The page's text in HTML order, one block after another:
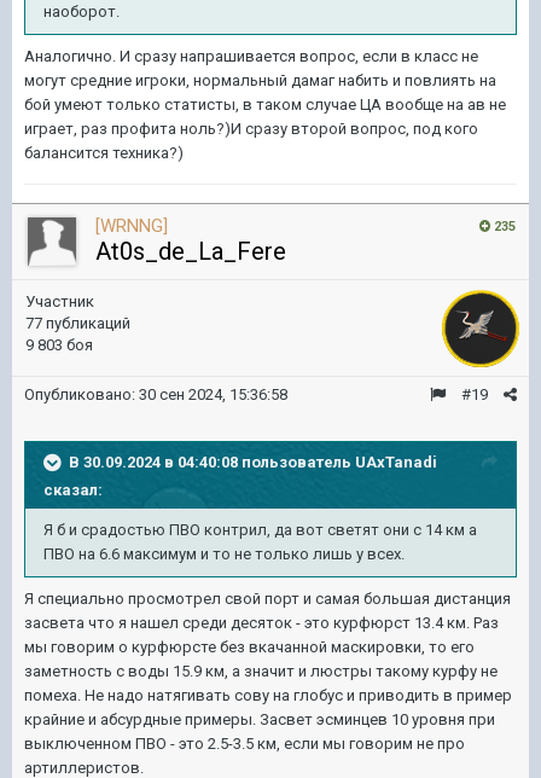
наоборот.
Аналогично. И сразу напрашивается вопрос, если в класс не
могут средние игроки, нормальный дамаг набить и повлиять на
бой умеют только статисты, в таком случае ЦА вообще на ав не
играет, раз профита ноль?)И сразу второй вопрос, под кого
балансится техника?)
235
[WRNNG]
At0s_de_La_Fere
Участник
77 публикаций
9 803 боя
#19
Опубликовано: 30 сен 2024, 15:36:58
В 30.09.2024 в 04:40:08 пользователь UAxTanadi
сказал:
Я б и срадостью ПВО контрил, да вот светят они с 14 км а
ПВО на 6.6 максимум и то не только лишь у всех
Я специально просмотрел свой порт и самая большая дистанция
засвета что я нашел среди десяток - это курфюрст 13.4 км. Раз
мы говорим о курфюрсте без вкачанной маскировки, то его
заметность с воды 15.9 км, а значит и люстры такому курфу не
помеха. Не надо натягивать сову на глобус и приводить в пример
крайние и абсурдные примеры. Засвет эсминцев 10 уровня при
выключенном ПВО - это 2.5-3.5 км, если мы говорим не про
артиллеристов.